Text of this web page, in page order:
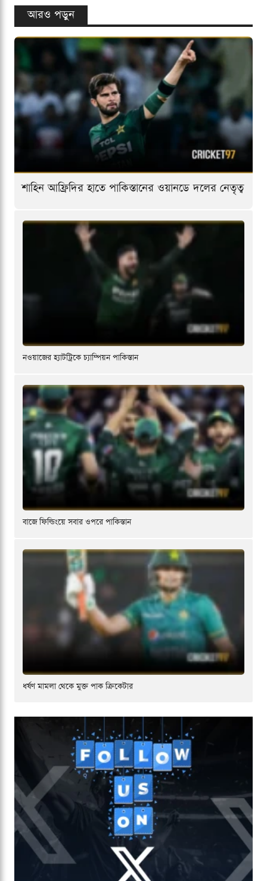
আরও পড়ুন
শাহিন আফ্রিদির হাতে পাকিস্তানের ওয়ানডে দলের নেতৃত্ব
নওয়াজের হ্যাটট্রিকে চ্যাম্পিয়ন পাকিস্তান
বাজে ফিল্ডিংয়ে সবার ওপরে পাকিস্তান
ধর্ষণ মামলা থেকে মুক্ত পাক ক্রিকেটার